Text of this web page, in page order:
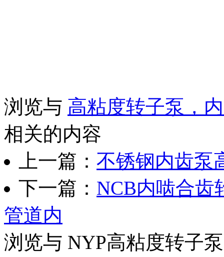
浏览与 高粘度转子泵，
相关的内容
上一篇： 不锈钢内齿泵
下一篇： NCB内啮合齿
管道内
浏览与 NYP高粘度转子